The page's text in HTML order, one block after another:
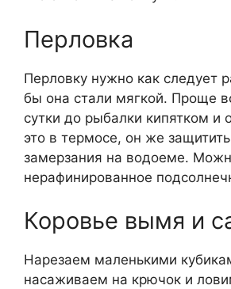
Перловка
Перловку нужно как следует
бы она стали мягкой. Проще
сутки до рыбалки кипятком и
это в термосе, он же
замерзания на водоеме.
нерафинированное
Коровье вымя и
Нарезаем маленькими
насаживаем на крючок и